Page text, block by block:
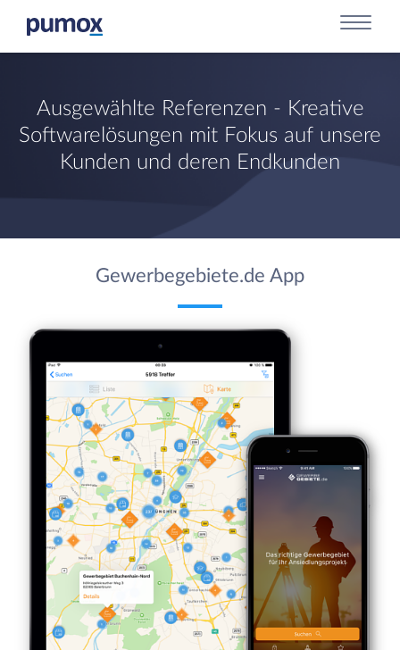
Ausgewählte Referenzen - Kreative
Softwarelösungen mit Fokus auf unsere
Kunden und deren Endkunden
Gewerbegebiete.de App